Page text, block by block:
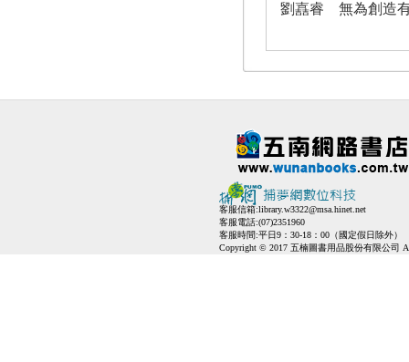
劉嚞睿 無為創造
客服信箱:library.w3322@msa.hinet.net
客服電話:(07)2351960
客服時間:平日9：30-18：00（國定假日除外）
Copyright © 2017 五楠圖書用品股份有限公司